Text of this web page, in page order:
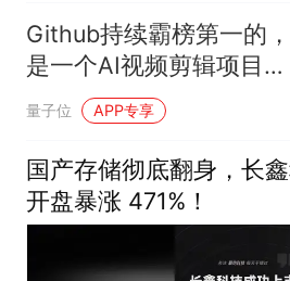
Github持续霸榜第一的，
是一个AI视频剪辑项目
OpenMontage
量子位 APP专享
国产存储彻底翻身，长
开盘暴涨 471%！